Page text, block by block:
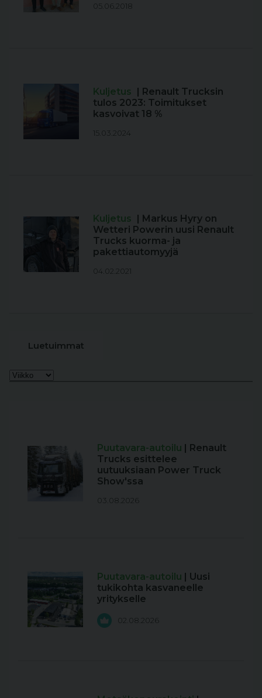
05.06.2018
Kuljetus | Renault Trucksin
tulos 2023: Toimitukset
kasvoivat 18 %
15.03.2024
Kuljetus | Markus Hyry on
Wetteri Powerin uusi Renault
Trucks kuorma- ja
pakettiautomyyjä
04.02.2021
Luetuimmat
Puutavara-autoilu | Renault
Trucks esittelee
uutuuksiaan Power Truck
Show'ssa
03.08.2026
Puutavara-autoilu | Uusi
tukikohta kasvaneelle
yritykselle
02.08.2026